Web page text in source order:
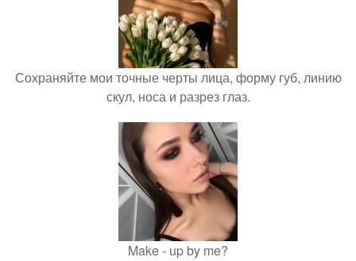
Сохраняйте мои точные черты лица, форму губ, линию
скул, носа и разрез глаз.
Make - up by me?